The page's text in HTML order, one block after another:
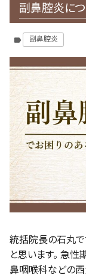
副鼻腔炎に
label 副鼻腔炎
統括院長の石丸で
と思います。 急
鼻咽喉科などの